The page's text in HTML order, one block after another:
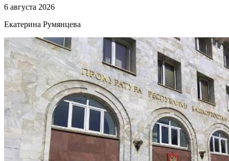
6 августа 2026
Екатерина Румянцева